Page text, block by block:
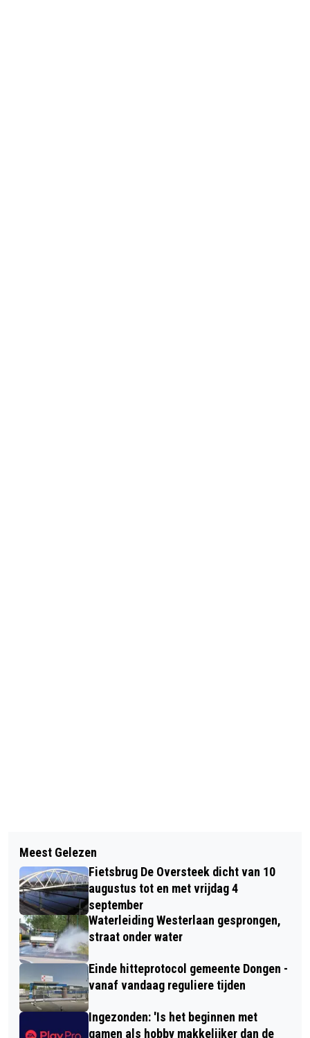
VOORJAARSACTIE STICHTING MET
JE HART DONGEN VAN START: HELP
JIJ MEE WENSEN TE VERVULLEN?
ROTONDE MIDDELLAAN DICHT DOOR
ONGEVAL
Meest Gelezen
Fietsbrug De Oversteek dicht van 10
augustus tot en met vrijdag 4
september
Waterleiding Westerlaan gesprongen,
straat onder water
Einde hitteprotocol gemeente Dongen -
vanaf vandaag reguliere tijden
Ingezonden: 'Is het beginnen met
gamen als hobby makkelijker dan de